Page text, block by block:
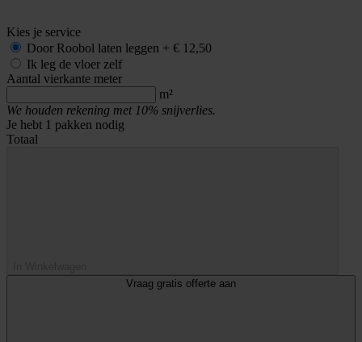
Kies je service
Door Roobol laten leggen + € 12,50
Ik leg de vloer zelf
Aantal vierkante meter
m²
We houden rekening met 10% snijverlies.
Je hebt 1 pakken nodig
Totaal
Vraag gratis offerte aan